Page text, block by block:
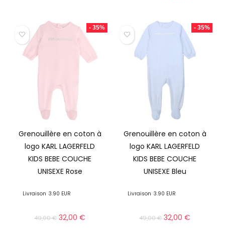
- 35%
Grenouillère en coton à
logo KARL LAGERFELD
KIDS BEBE COUCHE
UNISEXE Rose
Livraison 3.90 EUR
49,00€ 32,00€
- 35%
Grenouillère en coton à
logo KARL LAGERFELD
KIDS BEBE COUCHE
UNISEXE Bleu
Livraison 3.90 EUR
49,00€ 32,00€